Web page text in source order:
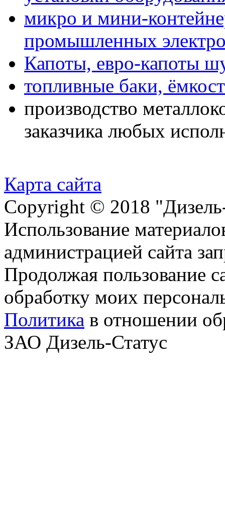
микро и мини-
промышленных
Капоты, евро-капоты
топливные баки,
производство
заказчика любых
Карта сайта
Copyright © 2018
Использование
администрацией сайта
Продолжая пользование
обработку моих
Политика в отношении
ЗАО Дизель-Статус